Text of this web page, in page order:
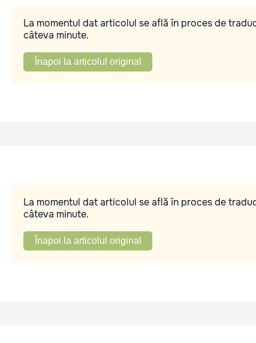
La momentul dat articolul se află în proces de
câteva minute.
Înapoi la articolul original
La momentul dat articolul se află în proces de
câteva minute.
Înapoi la articolul original